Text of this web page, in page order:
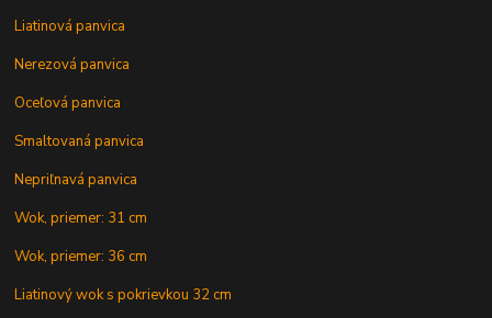
Liatinová panvica
Nerezová panvica
Oceľová panvica
Smaltovaná panvica
Nepriľnavá panvica
Wok, priemer: 31 cm
Wok, priemer: 36 cm
Liatinový wok s pokrievkou 32 cm